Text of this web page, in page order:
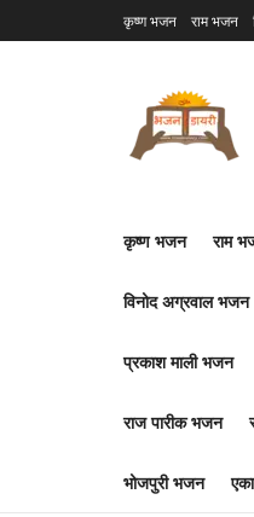
कृष्ण भजन राम भजन
कृष्ण भजन राम
विनोद अग्रवाल भजन
प्रकाश माली भजन
राज पारीक भजन
भोजपुरी भजन